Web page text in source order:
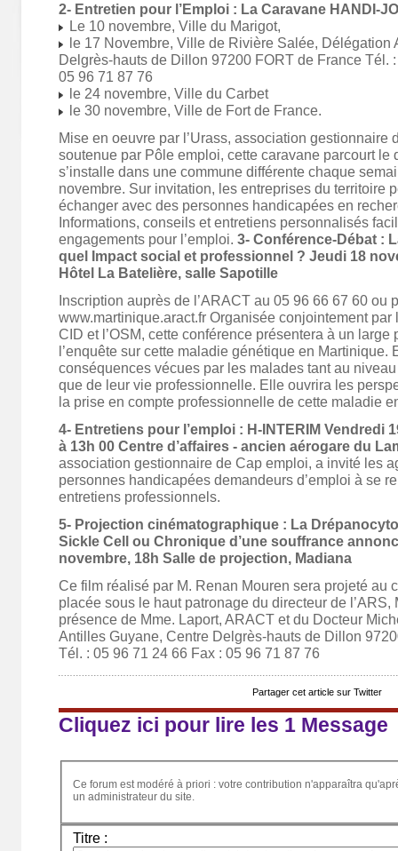
2- Entretien pour l’Emploi : La Caravane HANDI-
Le 10 novembre, Ville du Marigot,
le 17 Novembre, Ville de Rivière Salée, Délégation
Delgrès-hauts de Dillon 97200 FORT de France Tél.
05 96 71 87 76
le 24 novembre, Ville du Carbet
le 30 novembre, Ville de Fort de France.
Mise en oeuvre par l’Urass, association gestionnaire
soutenue par Pôle emploi, cette caravane parcourt le
s’installe dans une commune différente chaque
novembre. Sur invitation, les entreprises du territoire
échanger avec des personnes handicapées en
Informations, conseils et entretiens personnalisés
engagements pour l’emploi. 3- Conférence-Débat :
quel Impact social et professionnel ? Jeudi 18
Hôtel La Batelière, salle Sapotille
Inscription auprès de l’ARACT au 05 96 66 67 60 ou
www.martinique.aract.fr Organisée conjointement par
CID et l’OSM, cette conférence présentera à un
l’enquête sur cette maladie génétique en Martinique.
conséquences vécues par les malades tant au
que de leur vie professionnelle. Elle ouvrira les
la prise en compte professionnelle de cette maladie
4- Entretiens pour l’emploi : H-INTERIM Vendredi
à 13h 00 Centre d’affaires - ancien aérogare du
association gestionnaire de Cap emploi, a invité les
personnes handicapées demandeurs d’emploi à se
entretiens professionnels.
5- Projection cinématographique : La
Sickle Cell ou Chronique d’une souffrance
novembre, 18h Salle de projection, Madiana
Ce film réalisé par M. Renan Mouren sera projeté au
placée sous le haut patronage du directeur de l’ARS,
présence de Mme. Laport, ARACT et du Docteur
Antilles Guyane, Centre Delgrès-hauts de Dillon
Tél. : 05 96 71 24 66 Fax : 05 96 71 87 76
Partager cet article sur Twitter
Cliquez ici pour lire les 1 Message
Ce forum est modéré à priori : votre contribution n'apparaîtra
un administrateur du site.
Titre :